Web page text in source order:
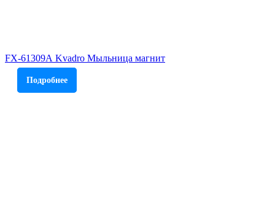
FX-61309А Kvadro Мыльница магнит
Подробнее